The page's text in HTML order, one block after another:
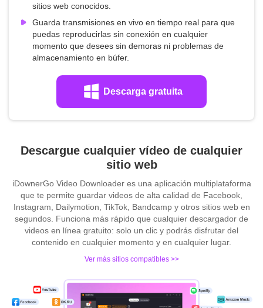
sitios web conocidos.
Guarda transmisiones en vivo en tiempo real para que
puedas reproducirlas sin conexión en cualquier
momento que desees sin demoras ni problemas de
almacenamiento en búfer.
Descarga gratuita
Descargue cualquier vídeo de cualquier
sitio web
iDownerGo Video Downloader es una aplicación multiplataforma
que te permite guardar videos de alta calidad de Facebook,
Instagram, Dailymotion, TikTok, Bandcamp y otros sitios web en
segundos. Funciona más rápido que cualquier descargador de
videos en línea gratuito: solo un clic y podrás disfrutar del
contenido en cualquier momento y en cualquier lugar.
Ver más sitios compatibles >>